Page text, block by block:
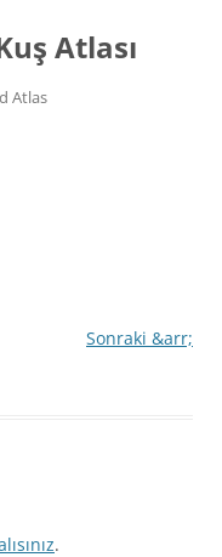
Atlası
Atlas
Sonraki &arr;
.